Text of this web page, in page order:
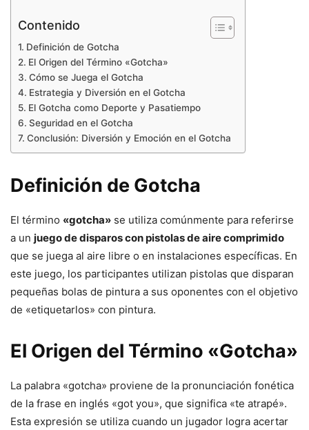
Contenido
Definición de Gotcha
El Origen del Término «Gotcha»
Cómo se Juega el Gotcha
Estrategia y Diversión en el Gotcha
El Gotcha como Deporte y Pasatiempo
Seguridad en el Gotcha
Conclusión: Diversión y Emoción en el Gotcha
Definición de Gotcha
El término «gotcha» se utiliza comúnmente para referirse
a un juego de disparos con pistolas de aire comprimido
que se juega al aire libre o en instalaciones específicas. En
este juego, los participantes utilizan pistolas que disparan
pequeñas bolas de pintura a sus oponentes con el objetivo
de «etiquetarlos» con pintura.
El Origen del Término «Gotcha»
La palabra «gotcha» proviene de la pronunciación fonética
de la frase en inglés «got you», que significa «te atrapé».
Esta expresión se utiliza cuando un jugador logra acertar